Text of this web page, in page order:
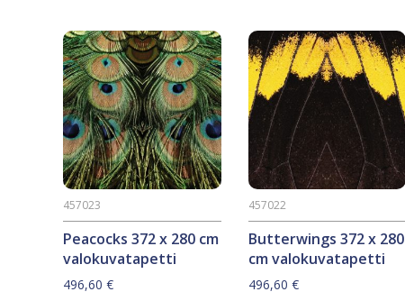
Peacocks 372 x 280 cm
valokuvatapetti
457023
496,60 €
Butterwings 372 x 280
cm valokuvatapetti
457022
496,60 €